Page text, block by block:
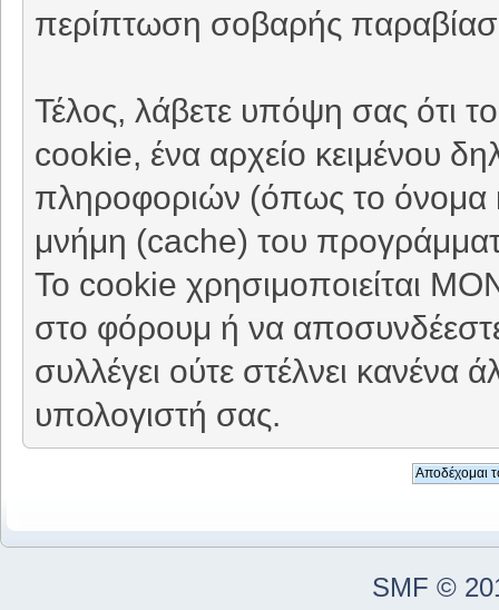
περίπτωση σοβαρής
Τέλος, λάβετε υπόψη σας ότι
cookie, ένα αρχείο κειμένου
πληροφοριών (όπως το όνομα
μνήμη (cache) του
Το cookie χρησιμοποιείται
στο φόρουμ ή να
συλλέγει ούτε στέλνει κανένα
υπολογιστή σας.
SMF ©